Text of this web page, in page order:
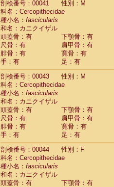
HylobatidaeHylobates agilis
HylobatidaeHylobates
Hylobatidae
HylobatidaeHylobates
Hylobatidae Hylobates
HylobatidaeHylobates
Hylobatidae Hylobates
HylobatidaeHylobates
HylobatidaeNomascus
Hylobatidae
Hominidae
Hominidae
Hominidae Gorilla gorilla
Hominidae Gorilla gorilla
Primates misc.(0)
Scandentia Dendrogale
Scandentia Ptilocercus lowii
ScandentiaTupaia glis
Scandentia
Scandentia
剖検番号：00041
性別：M
科名：Cercopithecidae
種小名： fascicularis
和名：カニクイザル
頭蓋骨：有
下顎骨：有
尺骨：有
肩甲骨：有
腓骨：有
寛骨：有
手：有
足：有
剖検番号：00043
性別：M
科名：Cercopithecidae
種小名： fascicularis
和名：カニクイザル
頭蓋骨：有
下顎骨：有
尺骨：有
肩甲骨：有
腓骨：有
寛骨：有
手：有
足：有
剖検番号：00044
性別：F
科名：Cercopithecidae
種小名： fascicularis
和名：カニクイザル
頭蓋骨：有
下顎骨：有